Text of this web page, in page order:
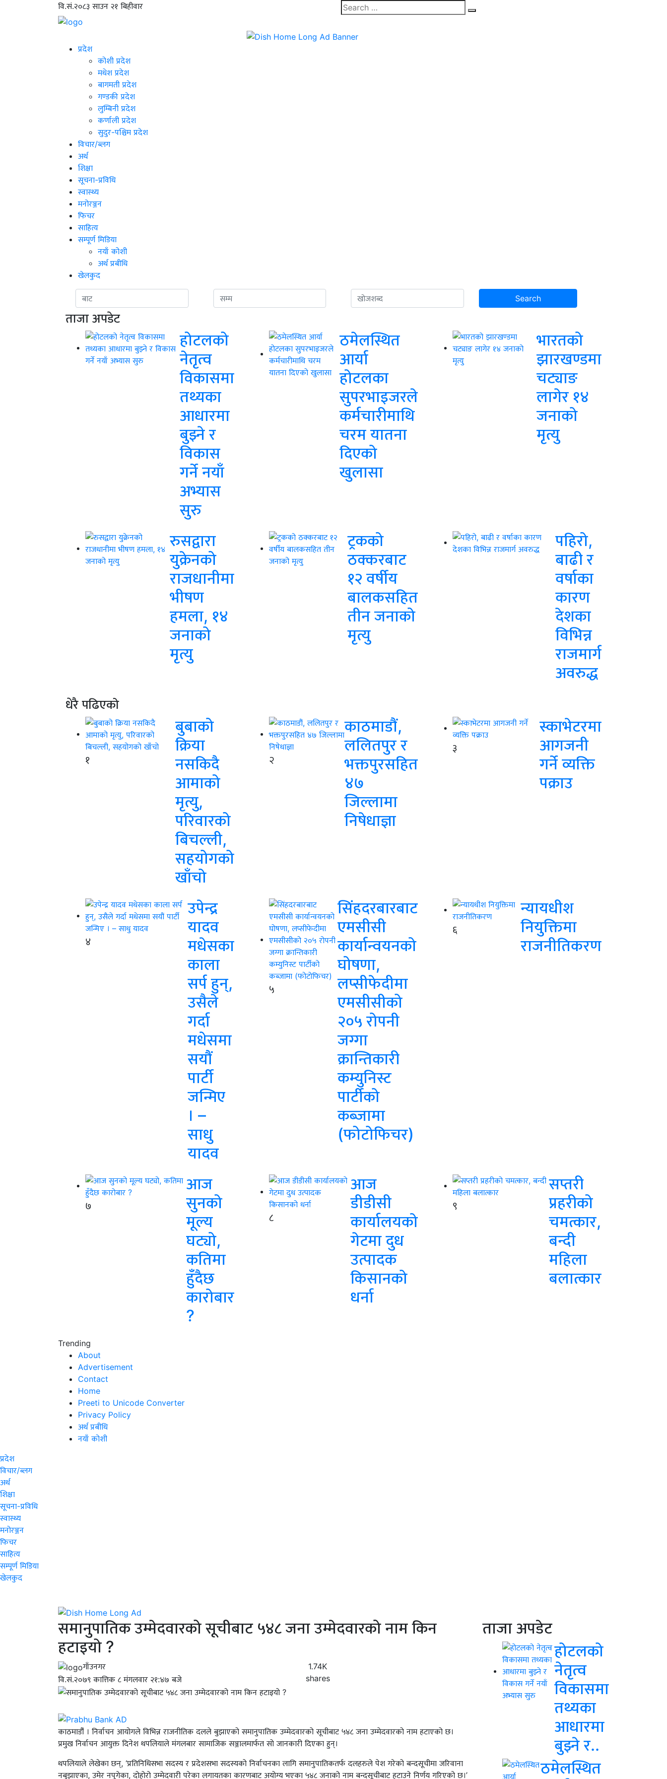
वि.सं.२०८३ साउन २१ बिहीवार
प्रदेश
कोशी प्रदेश
मधेश प्रदेश
बागमती प्रदेश
गण्डकी प्रदेश
लुम्बिनी प्रदेश
कर्णाली प्रदेश
सुदुर-पश्चिम प्रदेश
विचार/ब्लग
अर्थ
शिक्षा
सूचना-प्रविधि
स्वास्थ्य
मनोरञ्जन
फिचर
साहित्य
सम्पूर्ण मिडिया
नयाँ कोशी
अर्थ प्रबीधि
खेलकुद
ताजा अपडेट
होटलको
नेतृत्व
विकासमा
तथ्यका
आधारमा
बुझ्ने र
विकास
गर्ने नयाँ
अभ्यास
सुरु
ठमेलस्थित
आर्या
होटलका
सुपरभाइजरले
कर्मचारीमाथि
चरम यातना
दिएको
खुलासा
भारतको
झारखण्डमा
चट्याङ
लागेर १४
जनाको
मृत्यु
रुसद्वारा
युक्रेनको
राजधानीमा
भीषण
हमला, १४
जनाको
मृत्यु
ट्रकको
ठक्करबाट
१२ वर्षीय
बालकसहित
तीन जनाको
मृत्यु
पहिरो,
बाढी र
वर्षाका
कारण
देशका
विभिन्न
राजमार्ग
अवरुद्ध
धेरै पढिएको
१
बुबाको
क्रिया
नसकिदै
आमाको
मृत्यु,
परिवारको
बिचल्ली,
सहयोगको
खाँचो
२
काठमाडौं,
ललितपुर र
भक्तपुरसहित
४७
जिल्लामा
निषेधाज्ञा
३
स्काभेटरमा
आगजनी
गर्ने व्यक्ति
पक्राउ
४
उपेन्द्र
यादव
मधेसका
काला
सर्प हुन्,
उसैले
गर्दा
मधेसमा
सयौं
पार्टी
जन्मिए
। –
साधु
यादव
५
सिंहदरबारबाट
एमसीसी
कार्यान्वयनको
घोषणा,
लप्सीफेदीमा
एमसीसीको
२०५ रोपनी
जग्गा
क्रान्तिकारी
कम्युनिस्ट
पार्टीको
कब्जामा
(फोटोफिचर)
६
न्यायधीश
नियुक्तिमा
राजनीतिकरण
७
आज
सुनको
मूल्य
घट्यो,
कतिमा
हुँदैछ
कारोबार
?
८
आज
डीडीसी
कार्यालयको
गेटमा दुध
उत्पादक
किसानको
धर्ना
९
सप्तरी
प्रहरीको
चमत्कार,
बन्दी
महिला
बलात्कार
Trending
About
Advertisement
Contact
Home
Preeti to Unicode Converter
Privacy Policy
अर्थ प्रबीधि
नयाँ कोशी
प्रदेश
विचार/ब्लग
अर्थ
शिक्षा
सूचना-प्रविधि
स्वास्थ्य
मनोरञ्जन
फिचर
साहित्य
सम्पूर्ण मिडिया
खेलकुद
समानुपातिक उम्मेदवारको सूचीबाट ५४८ जना उम्मेदवारको नाम किन
हटाइयो ?
गाँउनगर
वि.सं.२०७९ कात्तिक ८ मंगलवार २१:४७ बजे
1.74K
shares
काठमाडौंं । निर्वाचन आयोगले विभिन्न राजनीतिक दलले बुझाएको समानुपातिक उम्मेदवारको सूचीबाट ५४८ जना उम्मेदवारको नाम हटाएको छ।
प्रमुख निर्वाचन आयुक्त दिनेश थपलियाले मंगलबार सामाजिक सञ्जालमार्फत सो जानकारी दिएका हुन्।
थपलियाले लेखेका छन्, ‘प्रतिनिधिसभा सदस्य र प्रदेशसभा सदस्यको निर्वाचनका लागि समानुपातिकतर्फ दलहरुले पेश गरेको बन्दसूचीमा जरिवाना
नबुझाएका, उमेर नपुगेका, दोहोरो उम्मेदवारी परेका लगायतका कारणबाट अयोग्य भएका ५४८ जनाको नाम बन्दसूचीबाट हटाउने निर्णय गरिएको छ।’
ताजा अपडेट
होटलको
नेतृत्व
विकासमा
तथ्यका
आधारमा
बुझ्ने र..
ठमेलस्थित